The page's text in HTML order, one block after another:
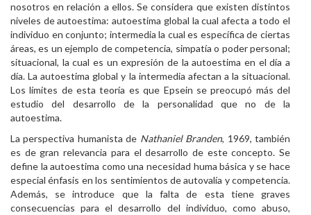
nosotros en relación a ellos. Se considera que existen distintos
niveles de autoestima: autoestima global la cual afecta a todo el
individuo en conjunto; intermedia la cual es específica de ciertas
áreas, es un ejemplo de competencia, simpatía o poder personal;
situacional, la cual es un expresión de la autoestima en el día a
día. La autoestima global y la intermedia afectan a la situacional.
Los límites de esta teoría es que Epsein se preocupó más del
estudio del desarrollo de la personalidad que no de la
autoestima.
La perspectiva humanista de Nathaniel Branden, 1969, también
es de gran relevancia para el desarrollo de este concepto. Se
define la autoestima como una necesidad huma básica y se hace
especial énfasis en los sentimientos de autovalía y competencia.
Además, se introduce que la falta de esta tiene graves
consecuencias para el desarrollo del individuo, como abuso,